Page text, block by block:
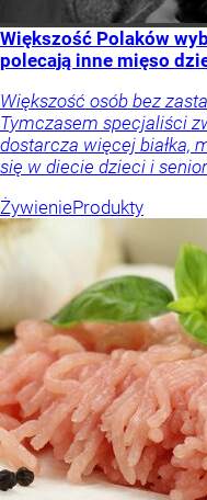
Większość Polaków
polecają inne mięso
Większość osób bez
Tymczasem specjaliści
dostarcza więcej białka,
się w diecie dzieci i
ŻywienieProdukty